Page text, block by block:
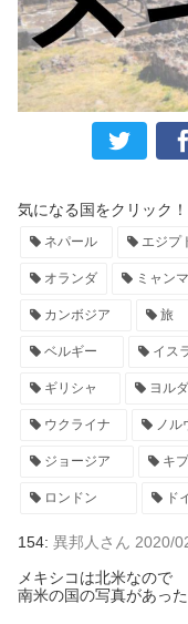
気になる国をクリック！
ネパール エジプ
オランダ ミャン
カンボジア 旅
ベルギー イス
ギリシャ ヨル
ウクライナ ノル
ジョージア キ
ロンドン ド
154: 異邦人さん 2020/
メキシコは北米なので
南米の国の写真があっ